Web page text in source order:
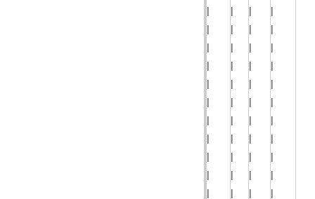
|
|
|
|
|
|
|
|
|
|
|
|
|
|
|
|
|
|
|
|
|
|
|
|
|
|
|
|
|
|
|
|
|
|
|
|
|
|
|
|
|
|
|
|